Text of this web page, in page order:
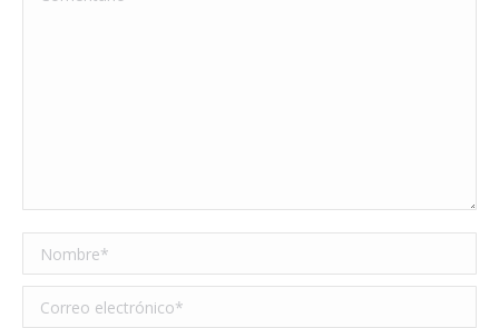
Nombre *
Correo electrónico *